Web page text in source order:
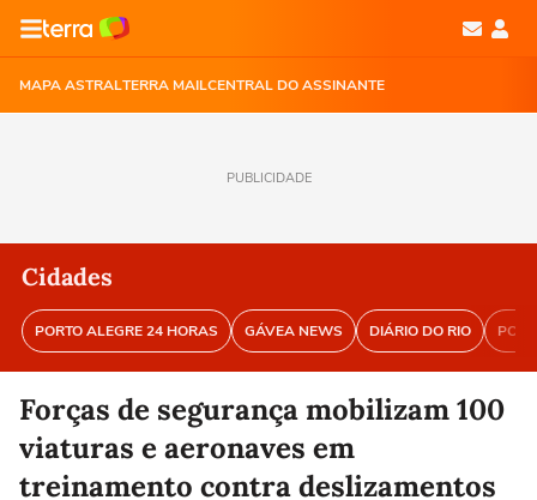
MAPA ASTRALTERRA MAILCENTRAL DO ASSINANTE
PUBLICIDADE
Cidades
PORTO ALEGRE 24 HORAS GÁVEA NEWS DIÁRIO DO RIO
Forças de segurança mobilizam 100
viaturas e aeronaves em
treinamento contra deslizamentos